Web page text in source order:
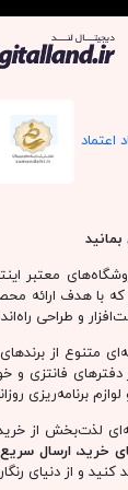
معتبر
با هدف ارائه
و طراحی
متنوع از
فانتزی و
برنامه‌ریزی
لذت‌بخش از خرید
خرید، ارسال
کنید و از دنیای